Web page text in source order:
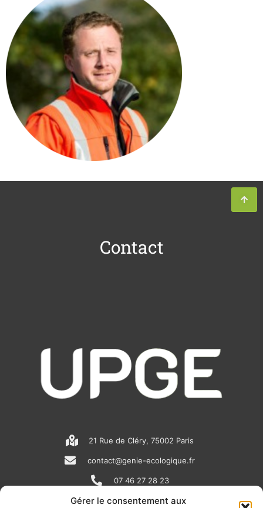
Gérer le consentement aux
Contact
21 Rue de Cléry, 75002 Paris
contact@genie-ecologique.fr
07 46 27 28 23